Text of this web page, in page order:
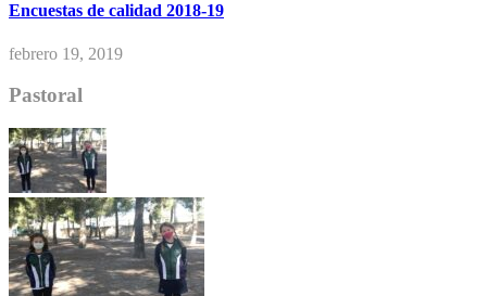
Encuestas de calidad 2018-19
febrero 19, 2019
Pastoral